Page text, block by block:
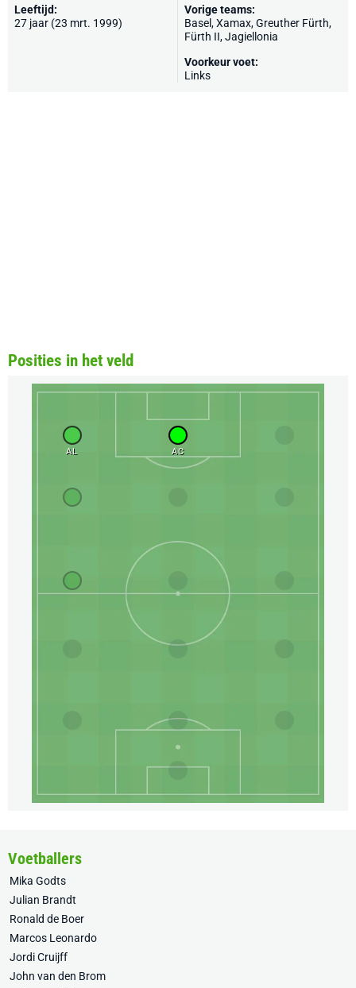
Leeftijd:
27 jaar (23 mrt. 1999)
Vorige teams:
Basel, Xamax,Greuther Fürth,
Fürth II,Jagiellonia
Voorkeur voet:
Links
Posities in het veld
AL AC
Voetballers
Mika Godts
Julian Brandt
Ronald de Boer
Marcos Leonardo
Jordi Cruijff
John van den Brom